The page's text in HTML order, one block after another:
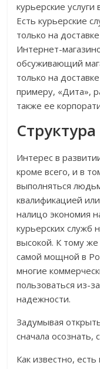
курьерские
Есть курьерские
только на
Интернет-
обсуживающий
только на
примеру, «Дита»,
также ее
Структура
Интерес в
кроме всего, и в
выполняться
квалификацией
налицо экономия
курьерских служб
высокой. К тому
самой мощной в
многие
пользоваться из-
надежности.
Задумывая
сначала осознать,
Как известно,